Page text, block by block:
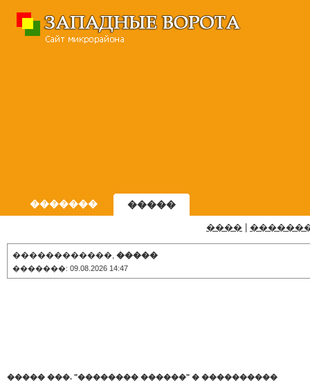
������� �����
����
������������, �����
�������: 09.08.2026 14:47
����� ���. "�������� ������" � ����������